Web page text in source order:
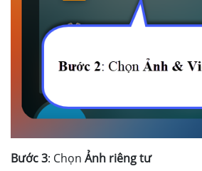
Bước 3: Chọn Ảnh riêng tư